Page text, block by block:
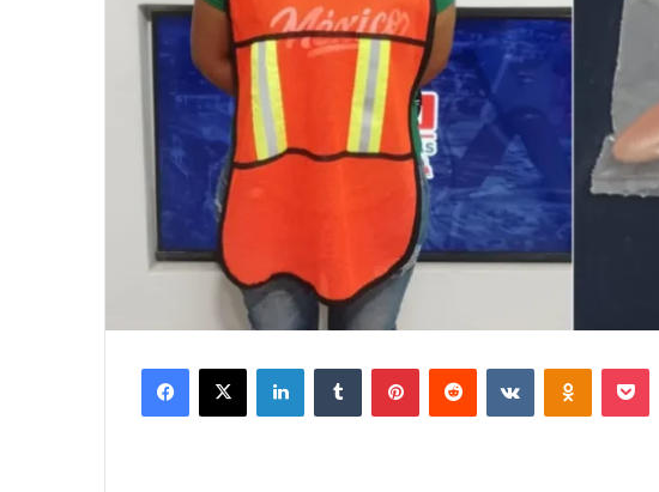
Facebook
X LinkedInTumblr PinterestReddit VKontakte